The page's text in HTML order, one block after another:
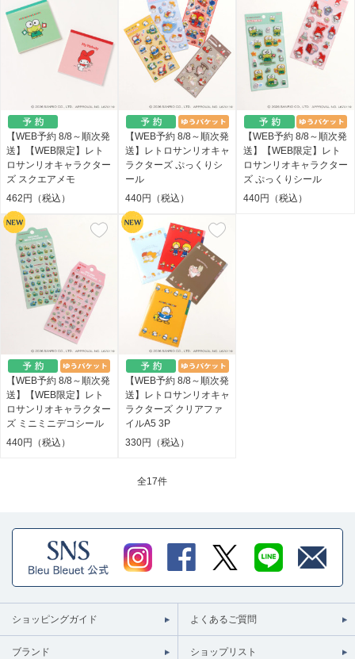
【WEB予約 8/8～順次発
送】【WEB限定】レト
ロサンリオキャラクター
ズ スクエアメモ
462円（税込）
【WEB予約 8/8～順次発
送】レトロサンリオキャ
ラクターズ ぷっくりシ
ール
440円（税込）
【WEB予約 8/8～順次発
送】【WEB限定】レト
ロサンリオキャラクター
ズ ぷっくりシール
440円（税込）
【WEB予約 8/8～順次発
送】【WEB限定】レト
ロサンリオキャラクター
ズ ミニミニデコシール
440円（税込）
【WEB予約 8/8～順次発
送】レトロサンリオキャ
ラクターズ クリアファ
イルA5 3P
330円（税込）
全17件
ショッピングガイド よくあるご質問
ブランド ショップリスト